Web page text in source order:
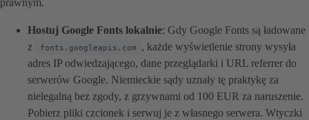
prawnym.
Hostuj Google Fonts lokalnie: Gdy Google Fonts są ładowane
z
fonts.googleapis.com
, każde wyświetlenie strony wysyła
adres IP odwiedzającego, dane przeglądarki i URL referrer do
serwerów Google. Niemieckie sądy uznały tę praktykę za
nielegalną bez zgody, z grzywnami od 100 EUR za naruszenie.
Pobierz pliki czcionek i serwuj je z własnego serwera. Wtyczki